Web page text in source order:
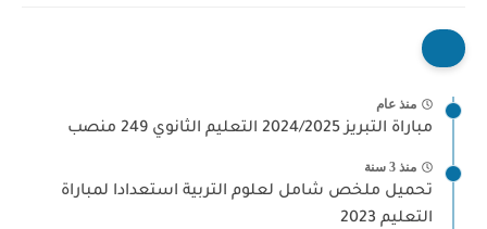
منذ عام
مباراة التبريز 2024/2025 التعليم الثانوي 249 منصب
منذ 3 سنة
تحميل ملخص شامل لعلوم التربية استعدادا لمباراة
التعليم 2023